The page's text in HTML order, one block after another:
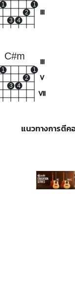
1
3 4
2
1
C#m
V
VII
1
3 4
2
1
แนวทางการตีค